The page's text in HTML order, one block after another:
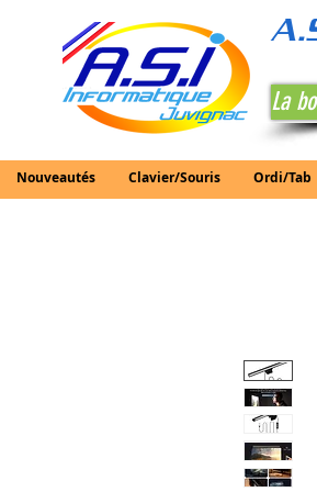
Nouveautés Clavier/Souris Ordi/Tab
La